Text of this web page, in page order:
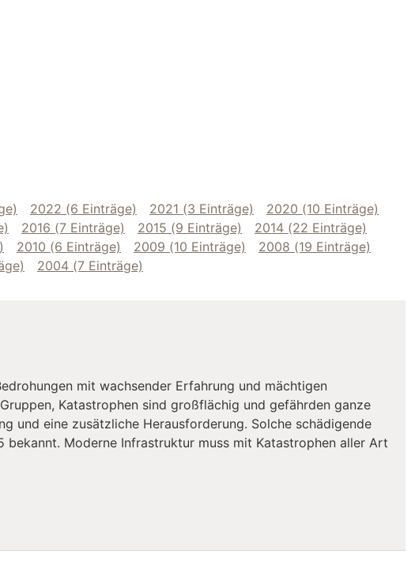
2022 (6 Einträge) 2021 (3 Einträge)
2020 (10 Einträge)
2016 (7 Einträge) 2015 (9 Einträge)
2014 (22 Einträge)
2010 (6 Einträge) 2009 (10 Einträge)
2008 (19 Einträge)
2004 (7 Einträge)
mit wachsender Erfahrung und mächtigen
Katastrophen sind großflächig und gefährden ganze
und eine zusätzliche Herausforderung. Solche schädigende
Moderne Infrastruktur muss mit Katastrophen aller Art